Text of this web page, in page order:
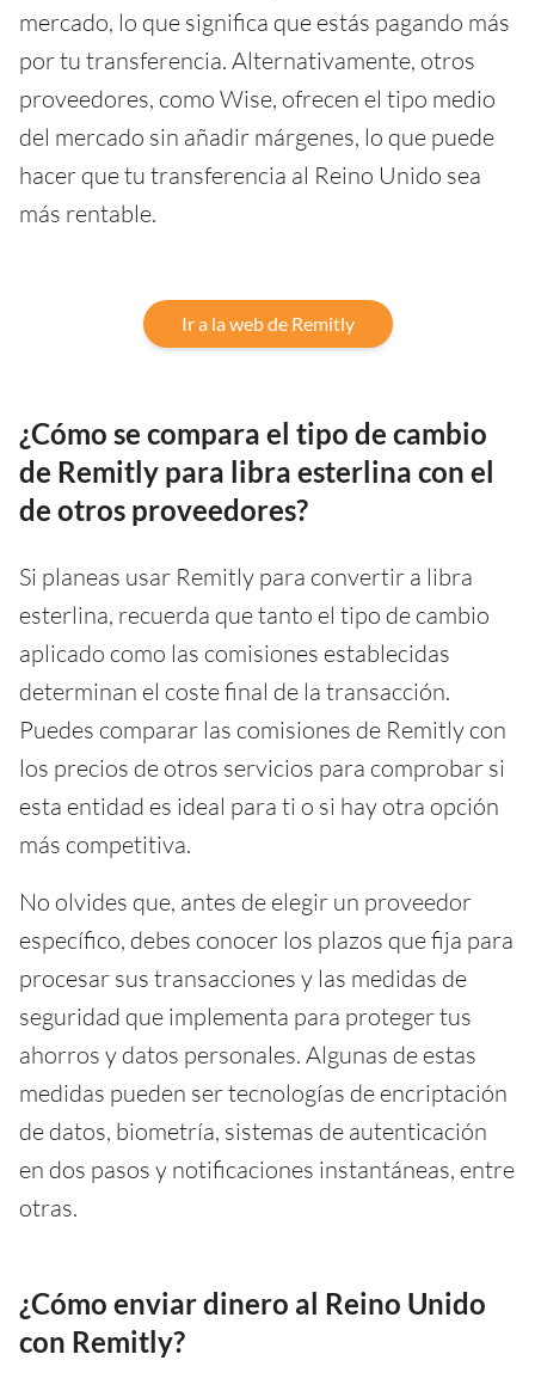
mercado, lo que significa que estás pagando más
por tu transferencia. Alternativamente, otros
proveedores, como Wise, ofrecen el tipo medio
del mercado sin añadir márgenes, lo que puede
hacer que tu transferencia al Reino Unido sea
más rentable.
Ir a la web de Remitly
¿Cómo se compara el tipo de cambio
de Remitly para libra esterlina con el
de otros proveedores?
Si planeas usar Remitly para convertir a libra
esterlina, recuerda que tanto el tipo de cambio
aplicado como las comisiones establecidas
determinan el coste final de la transacción.
Puedes comparar las comisiones de Remitly con
los precios de otros servicios para comprobar si
esta entidad es ideal para ti o si hay otra opción
más competitiva.
No olvides que, antes de elegir un proveedor
específico, debes conocer los plazos que fija para
procesar sus transacciones y las medidas de
seguridad que implementa para proteger tus
ahorros y datos personales. Algunas de estas
medidas pueden ser tecnologías de encriptación
de datos, biometría, sistemas de autenticación
en dos pasos y notificaciones instantáneas, entre
otras.
¿Cómo enviar dinero al Reino Unido
con Remitly?